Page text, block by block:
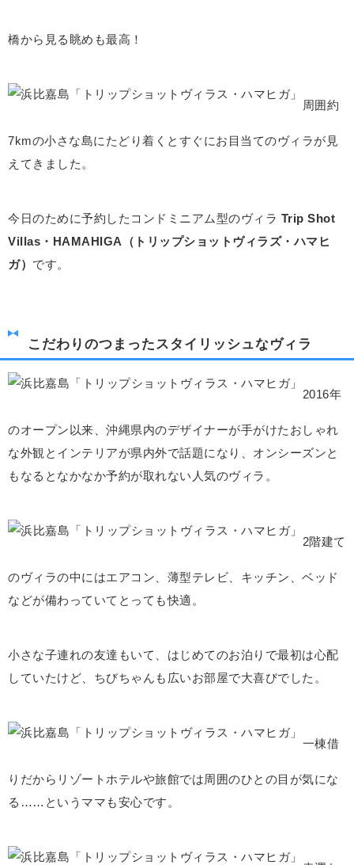
橋から見る眺めも最高！
周囲約
7kmの小さな島にたどり着くとすぐにお目当てのヴィラが見
えてきました。
今日のために予約したコンドミニアム型のヴィラ Trip Shot
Villas・HAMAHIGA（トリップショットヴィラズ・ハマヒ
ガ） です。
こだわりのつまったスタイリッシュなヴィラ
2016年
のオープン以来、沖縄県内のデザイナーが手がけたおしゃれ
な外観とインテリアが県内外で話題になり、オンシーズンと
もなるとなかなか予約が取れない人気のヴィラ。
2階建て
のヴィラの中にはエアコン、薄型テレビ、キッチン、ベッド
などが備わっていてとっても快適。
小さな子連れの友達もいて、はじめてのお泊りで最初は心配
していたけど、ちびちゃんも広いお部屋で大喜びでした。
一棟借
りだからリゾートホテルや旅館では周囲のひとの目が気にな
る……というママも安心です。